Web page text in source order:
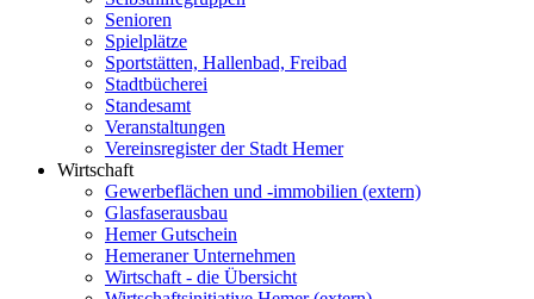
Senioren
Spielplätze
Sportstätten, Hallenbad, Freibad
Stadtbücherei
Standesamt
Veranstaltungen
Vereinsregister der Stadt Hemer
Wirtschaft
Gewerbeflächen und -immobilien (extern)
Glasfaserausbau
Hemer Gutschein
Hemeraner Unternehmen
Wirtschaft - die Übersicht